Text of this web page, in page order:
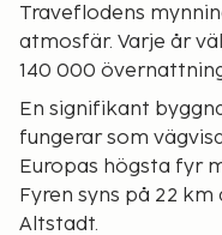
Traveflodens
atmosfär. Varje år
140 000
En signifikant
fungerar som
Europas högsta fyr
Fyren syns på 22
Altstadt.